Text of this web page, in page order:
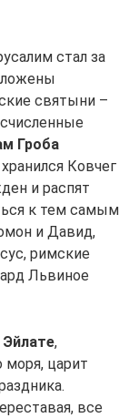
стал за
святыни –
Гроба
Ковчег
и распят
к тем самым
и Давид,
римские
Львиное
Эйлате,
моря, царит
все